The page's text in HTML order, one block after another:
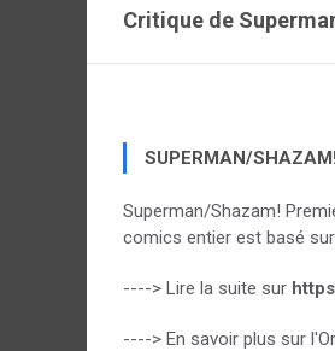
Critique de
SUPERMAN/
Superman/Shazam!
comics entier est basé
----> Lire la suite sur
----> En savoir plus sur